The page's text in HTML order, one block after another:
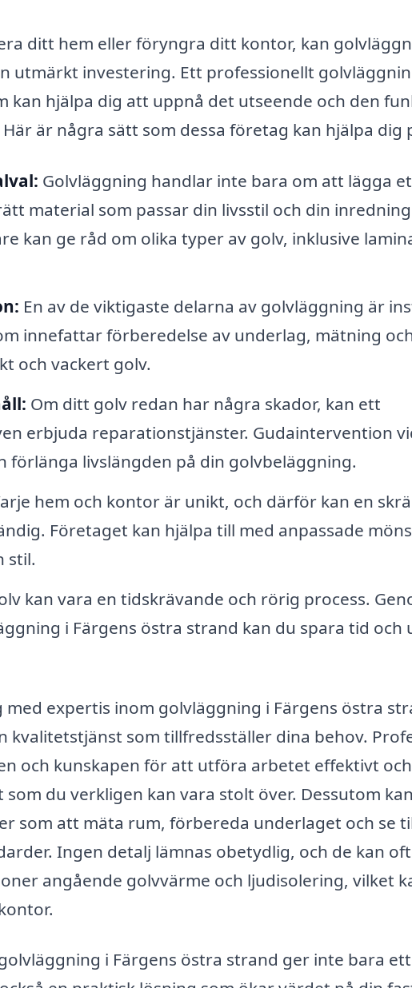
ditt hem eller föryngra ditt kontor, kan
utmärkt investering. Ett professionellt
kan hjälpa dig att uppnå det utseende och den
är några sätt som dessa företag kan hjälpa dig
Golvläggning handlar inte bara om att lägga
material som passar din livsstil och din
kan ge råd om olika typer av golv, inklusive
En av de viktigaste delarna av golvläggning är
innefattar förberedelse av underlag, mätning
och vackert golv.
Om ditt golv redan har några skador, kan ett
erbjuda reparationstjänster. Gudaintervention
förlänga livslängden på din golvbeläggning.
hem och kontor är unikt, och därför kan en
Företaget kan hjälpa till med anpassade
stil.
kan vara en tidskrävande och rörig process.
i Färgens östra strand kan du spara tid och
expertis inom golvläggning i Färgens östra
kvalitetstjänst som tillfredsställer dina behov.
och kunskapen för att utföra arbetet effektivt
du verkligen kan vara stolt över. Dessutom
som att mäta rum, förbereda underlaget och se
Ingen detalj lämnas obetydlig, och de kan
angående golvvärme och ljudisolering, vilket
i Färgens östra strand ger inte bara